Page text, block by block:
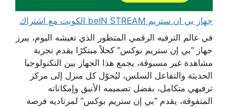
جهاز بي ان ستريم beIN STREAM الكويت مع اشتراك
في عالم الترفيه الرقمي المتطور الذي تعيشه اليوم، يبرز
جهاز “بي إن ستريم بوكس” كحلاً مبتكرًا يقدم تجربة
مشاهدة غير مسبوقة، يجمع هذا الجهاز بين التكنولوجيا
الحديثة والتفاعل السلس، ليُحوّل كل منزل إلى مركز
ترفيهي متكامل، بفضل تصميمه الأنيق وإمكاناته
المتفوقة، يقدم “بي إن ستريم بوكس” لمرتاديه فرصة